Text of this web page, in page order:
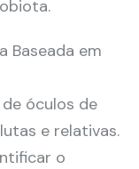
Baseada em
de óculos de
e relativas.
o